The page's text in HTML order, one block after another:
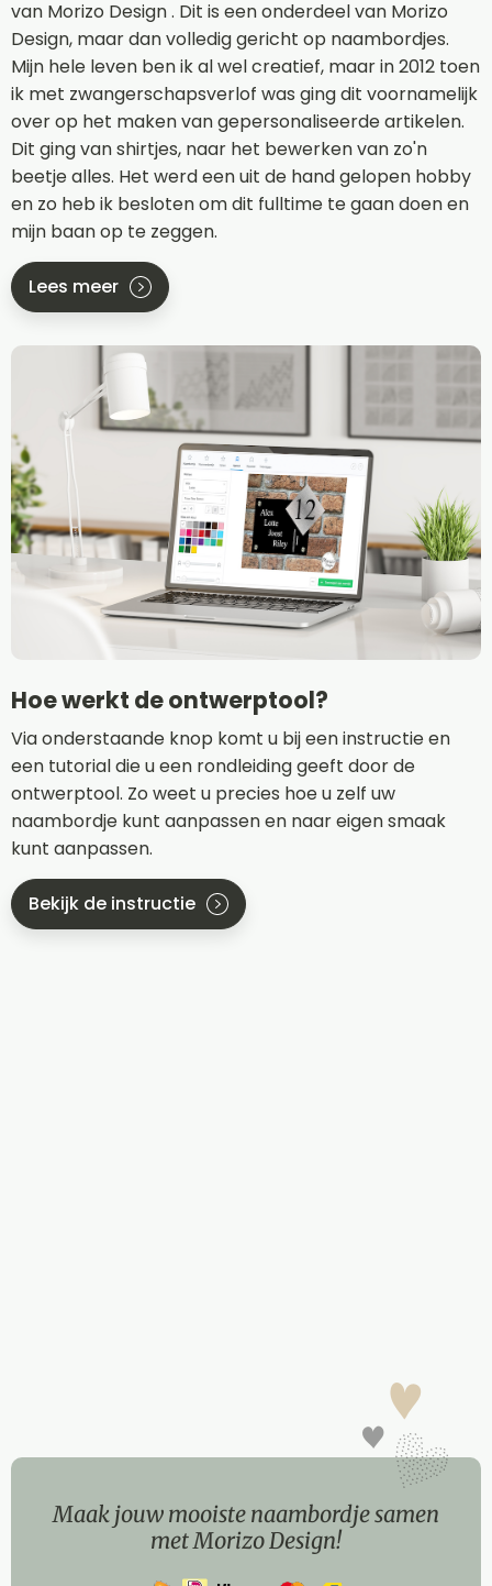
van Morizo Design . Dit is een onderdeel van Morizo
Design, maar dan volledig gericht op naambordjes.
Mijn hele leven ben ik al wel creatief, maar in 2012 toen
ik met zwangerschapsverlof was ging dit voornamelijk
over op het maken van gepersonaliseerde artikelen.
Dit ging van shirtjes, naar het bewerken van zo'n
beetje alles. Het werd een uit de hand gelopen hobby
en zo heb ik besloten om dit fulltime te gaan doen en
mijn baan op te zeggen.
Lees meer
Hoe werkt de ontwerptool?
Via onderstaande knop komt u bij een instructie en
een tutorial die u een rondleiding geeft door de
ontwerptool. Zo weet u precies hoe u zelf uw
naambordje kunt aanpassen en naar eigen smaak
kunt aanpassen.
Bekijk de instructie
Maak jouw mooiste naambordje samen
met Morizo Design!